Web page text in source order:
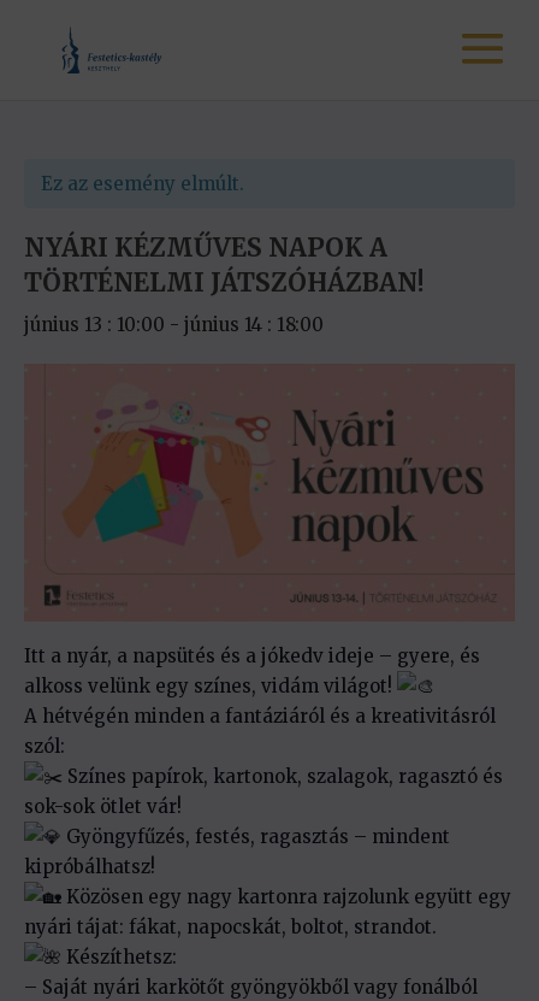
Ez az esemény elmúlt.
NYÁRI KÉZMŰVES NAPOK A
TÖRTÉNELMI JÁTSZÓHÁZBAN!
június 13 : 10:00 - június 14 : 18:00
Itt a nyár, a napsütés és a jókedv ideje – gyere, és
alkoss velünk egy színes, vidám világot!
A hétvégén minden a fantáziáról és a kreativitásról
szól:
Színes papírok, kartonok, szalagok, ragasztó és
sok-sok ötlet vár!
Gyöngyfűzés, festés, ragasztás – mindent
kipróbálhatsz!
Közösen egy nagy kartonra rajzolunk együtt egy
nyári tájat: fákat, napocskát, boltot, strandot.
Készíthetsz:
– Saját nyári karkötőt gyöngyökből vagy fonálból